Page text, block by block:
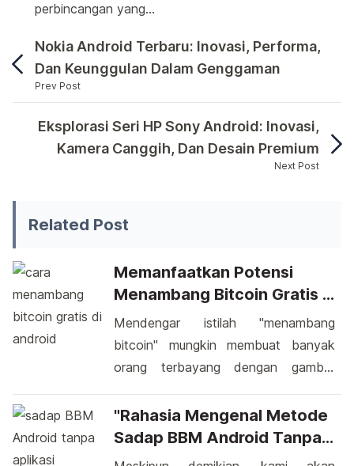
perbincangan yang…
Nokia Android Terbaru: Inovasi, Performa,
Dan Keunggulan Dalam Genggaman
Prev Post
Ponsel Android telah menjadi bagian integral
Eksplorasi Seri HP Sony Android: Inovasi,
Kamera Canggih, Dan Desain Premium
Next Post
Related Post
Memanfaatkan Potensi
Menambang Bitcoin Gratis Di
Android Dengan Bijak
Mendengar istilah "menambang
bitcoin" mungkin membuat banyak
orang terbayang dengan gambar
bekerja keras dalam pusat data
raksasa. Namun, tahukah Anda
"Rahasia Mengenal Metode
Sadap BBM Android Tanpa
Aplikasi"